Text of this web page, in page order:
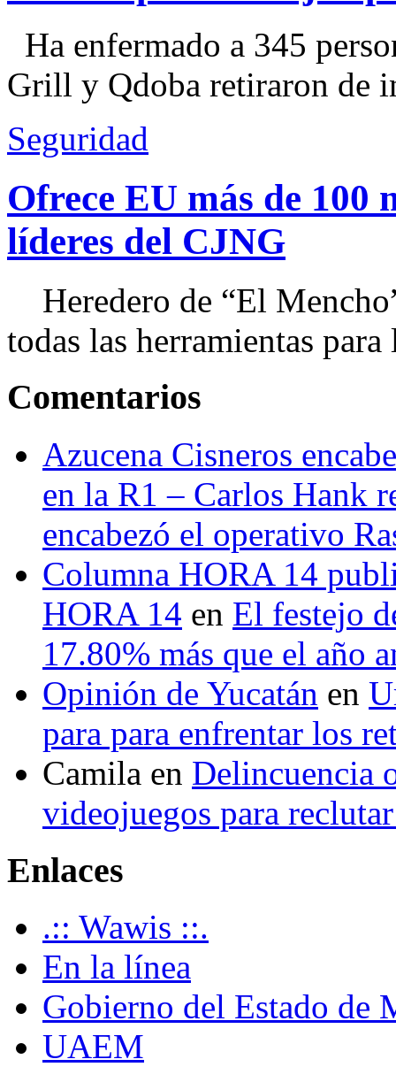
Ha enfermado a 345
Grill y Qdoba retiraron de
Seguridad
Ofrece EU más de 100
líderes del CJNG
Heredero de “El
todas las herramientas
Comentarios
Azucena Cisneros
en la R1 – Carlos Hank
encabezó el operativo
Columna HORA 14
HORA 14 en El festejo
17.80% más que el año
Opinión de Yucatán en
para para enfrentar los
Camila en Delincuencia
videojuegos para
Enlaces
.:: Wawis ::.
En la línea
Gobierno del Estado de
UAEM